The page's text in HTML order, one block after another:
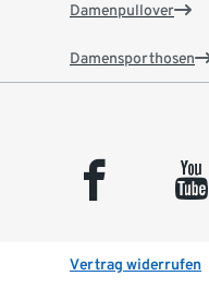
Damenpullover
Damensporthosen
facebook youtube
Vertrag widerrufen